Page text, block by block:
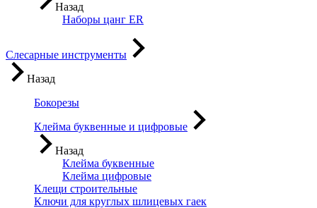
Назад
Наборы цанг ER
Слесарные инструменты
Назад
Бокорезы
Клейма буквенные и цифровые
Назад
Клейма буквенные
Клейма цифровые
Клещи строительные
Ключи для круглых шлицевых гаек